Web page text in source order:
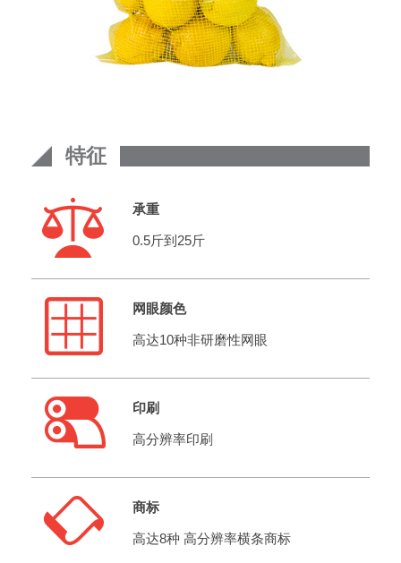
特征
承重
0.5斤到25斤
网眼颜色
高达10种非研磨性网眼
印刷
高分辨率印刷
商标
高达8种 高分辨率横条商标